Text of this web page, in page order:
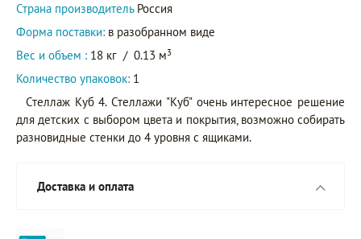
Страна производитель Россия
Форма поставки: в разобранном виде
Вес и объем : 18 кг / 0.13 м3
Количество упаковок: 1
Стеллаж Куб 4. Стеллажи "Куб" очень интересное решение
для детских с выбором цвета и покрытия, возможно собирать
разновидные стенки до 4 уровня с ящиками.
Доставка и оплата